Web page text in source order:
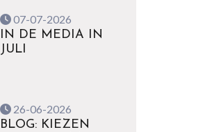
07-07-2026
IN DE MEDIA IN
JULI
26-06-2026
BLOG: KIEZEN